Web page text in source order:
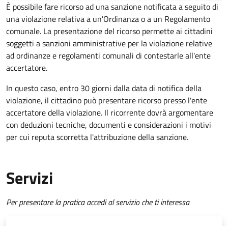
È possibile fare ricorso ad una sanzione notificata a seguito di
una violazione relativa a un'Ordinanza o a un Regolamento
comunale. La presentazione del ricorso permette ai cittadini
soggetti a sanzioni amministrative per la violazione relative
ad ordinanze e regolamenti comunali di contestarle all'ente
accertatore.
In questo caso, entro 30 giorni dalla data di notifica della
violazione, il cittadino può presentare ricorso presso l'ente
accertatore della violazione. Il ricorrente dovrà argomentare
con deduzioni tecniche, documenti e considerazioni i motivi
per cui reputa scorretta l'attribuzione della sanzione.
Servizi
Per presentare la pratica accedi al servizio che ti interessa